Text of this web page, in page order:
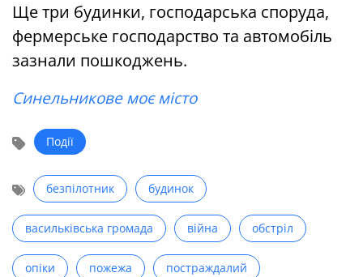
Ще три будинки, господарська споруда,
фермерське господарство та автомобіль
зазнали пошкоджень.
Синельникове моє місто
Події
безпілотник будинок
васильківська громада війна обстріл
опіки пожежа постраждалий